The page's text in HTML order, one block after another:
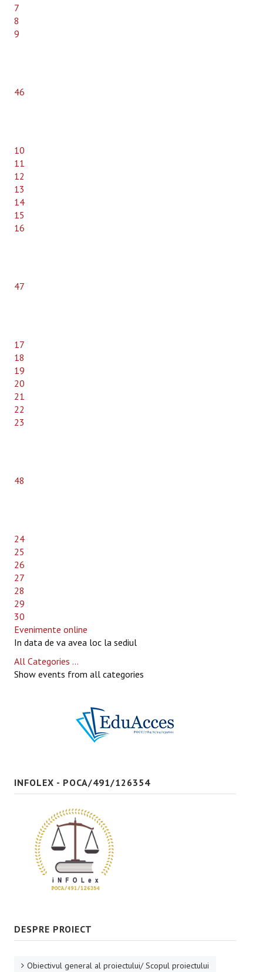
7
8
9
46
10
11
12
13
14
15
16
47
17
18
19
20
21
22
23
48
24
25
26
27
28
29
30
Evenimente online
In data de va avea loc la sediul
All Categories ...
Show events from all categories
INFOLEX - POCA/491/126354
DESPRE PROIECT
Obiectivul general al proiectului/ Scopul proiectului